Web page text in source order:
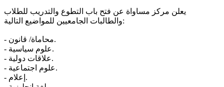
يعلن مركز مساواة عن فتح باب التطوع والتدريب للطلاب
والطالبات الجامعيين للمواضيع التالية:
- محاماة/ قانون.
- علوم سياسية.
- علاقات دولية.
- علوم اجتماعية.
- إعلام.